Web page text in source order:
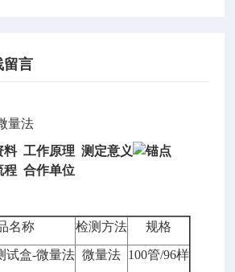
留言
量法
工作原理 测定意义
程合作单位
名称 检测方法 规格
试盒-微量法 微量法 100管/96样